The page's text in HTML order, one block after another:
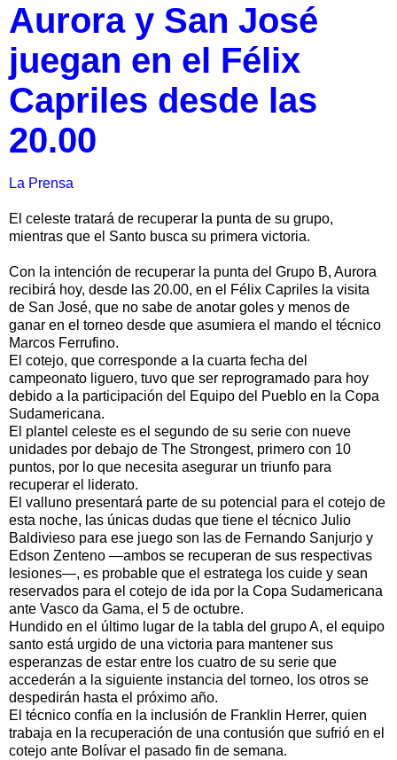
Aurora y San José
juegan en el Félix
Capriles desde las
20.00
La Prensa
El celeste tratará de recuperar la punta de su grupo,
mientras que el Santo busca su primera victoria.
Con la intención de recuperar la punta del Grupo B, Aurora
recibirá hoy, desde las 20.00, en el Félix Capriles la visita
de San José, que no sabe de anotar goles y menos de
ganar en el torneo desde que asumiera el mando el técnico
Marcos Ferrufino.
El cotejo, que corresponde a la cuarta fecha del
campeonato liguero, tuvo que ser reprogramado para hoy
debido a la participación del Equipo del Pueblo en la Copa
Sudamericana.
El plantel celeste es el segundo de su serie con nueve
unidades por debajo de The Strongest, primero con 10
puntos, por lo que necesita asegurar un triunfo para
recuperar el liderato.
El valluno presentará parte de su potencial para el cotejo de
esta noche, las únicas dudas que tiene el técnico Julio
Baldivieso para ese juego son las de Fernando Sanjurjo y
Edson Zenteno —ambos se recuperan de sus respectivas
lesiones—, es probable que el estratega los cuide y sean
reservados para el cotejo de ida por la Copa Sudamericana
ante Vasco da Gama, el 5 de octubre.
Hundido en el último lugar de la tabla del grupo A, el equipo
santo está urgido de una victoria para mantener sus
esperanzas de estar entre los cuatro de su serie que
accederán a la siguiente instancia del torneo, los otros se
despedirán hasta el próximo año.
El técnico confía en la inclusión de Franklin Herrer, quien
trabaja en la recuperación de una contusión que sufrió en el
cotejo ante Bolívar el pasado fin de semana.